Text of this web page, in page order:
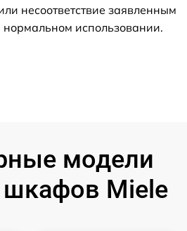
несоответствие заявленным
использовании.
модели
Miele